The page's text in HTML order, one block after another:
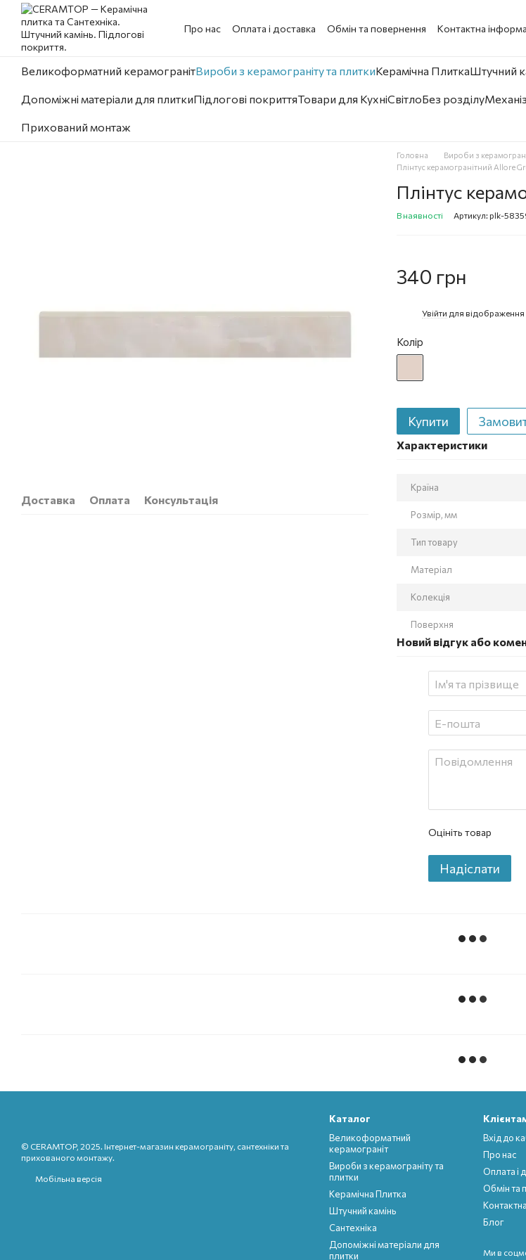
Перейти до основного контенту
Про нас
Оплата і доставка Обмін та повернення Контактна
Великоформатний керамогранітВироби з керамограніту та плиткиКерамічна ПлиткаШтучний
Допоміжні матеріали для плиткиПідлогові покриттяТовари для КухніСвітлоБез розділу
Прихований монтаж
Доставка Оплата Консультація
Головна Вироби з
Плінтус керамогранітний Allore
Плінтус
В наявності Артикул: plk-
340 грн
Увійти для відображення
Колір
Купити
Характеристики
Країна
Розмір, мм
Тип товару
Матеріал
Колекція
Поверхня
Новий відгук або
Оцініть товар
Надіслати
© CERAMTOP, 2025. Інтернет-магазин керамограніту, сантехніки та
прихованого монтажу.
Мобільна версія
Каталог
Великоформатний
керамограніт
Вироби з керамограніту та
плитки
Керамічна Плитка
Штучний камінь
Сантехніка
Допоміжні матеріали для
плитки
Вхід до
Про нас
Оплата і
Обмін та
Блог
Ми в